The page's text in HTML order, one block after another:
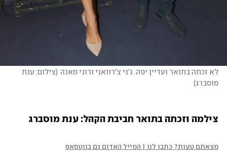
לא זכתה בתואר ועדיין יפה. ג'ני צ'רוואני ורוני מאנה (
מוסברג)
צילמה וזכתה בתואר חביבת הקהל: ענת מוסברג
מצאתם טעות? כתבו לנו | המייל האדום גם בווטסאפ